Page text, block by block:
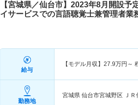
【宮城県／仙台市】2023年8月開設予
イサービスでの言語聴覚士兼管理者業
給与
【モデル月収】 27.9万円～
勤務地
宮城県 仙台市宮城野区 Ｊ